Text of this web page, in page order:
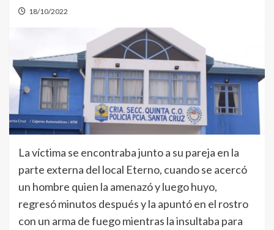
18/10/2022
La víctima se encontraba junto a su pareja en la
parte externa del local Eterno, cuando se acercó
un hombre quien la amenazó y luego huyo,
regresó minutos después y la apuntó en el rostro
con un arma de fuego mientras la insultaba para